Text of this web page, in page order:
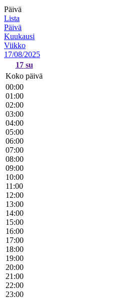
Päivä
Lista
Päivä
Kuukausi
Viikko
17/08/2025
17 su
Koko päivä
00:00
01:00
02:00
03:00
04:00
05:00
06:00
07:00
08:00
09:00
10:00
11:00
12:00
13:00
14:00
15:00
16:00
17:00
18:00
19:00
20:00
21:00
22:00
23:00